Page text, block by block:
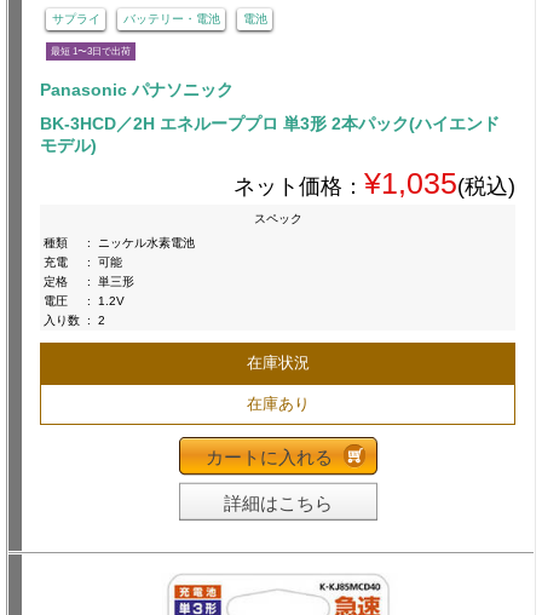
サプライ バッテリー・電池 電池
最短 1〜3日で出荷
Panasonic パナソニック
BK-3HCD／2H エネループプロ 単3形 2本パック(ハイエンド
モデル)
ネット価格： ¥1,035(税込)
スペック
種類
:
ニッケル水素電池
充電
:
可能
定格
:
単三形
電圧
:
1.2V
入り数 : 2
在庫状況
在庫あり
カートに入れる
詳細はこちら